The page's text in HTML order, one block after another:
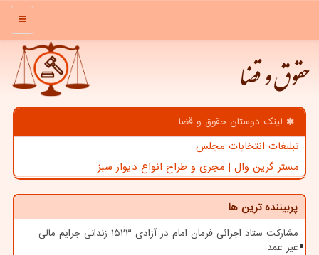
منو
حقوق و قضا
لینک دوستان حقوق و قضا
تبلیغات انتخابات مجلس
مستر گرین وال | مجری و طراح انواع دیوار سبز
پربیننده ترین ها
مشارکت ستاد اجرائی فرمان امام در آزادی ۱۵۲۳ زندانی جرایم مالی
غیر عمد